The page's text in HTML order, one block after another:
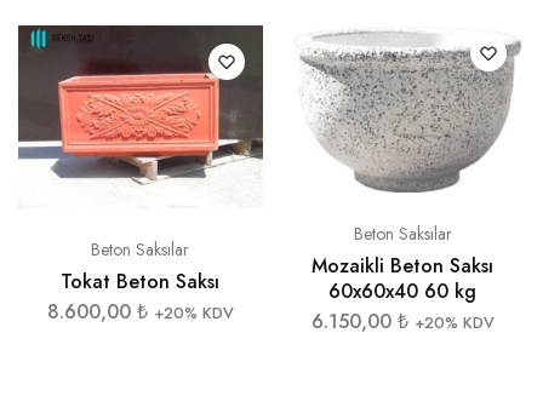
Beton Saksılar
Tokat Beton Saksı
8.600,00 ₺ +20% KDV
Beton Saksılar
Mozaikli Beton Saksı
60x60x40 60 kg
6.150,00 ₺ +20% KDV